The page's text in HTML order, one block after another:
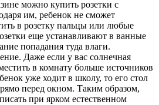
можно купить розетки с
им, ребенок не сможет
в розетку пальцы или любые
еще устанавливают в ванные
попадания туда влаги.
Даже если у вас солнечная
в комнату больше источников
уже ходит в школу, то его стол
перед окном. Таким образом,
при ярком естественном